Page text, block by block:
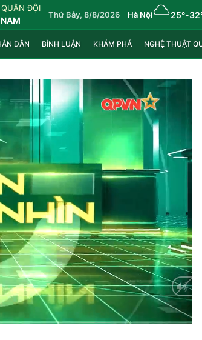
ĐỘI
Thứ Bảy, 8/8/2026 Hà Nội 25°-
DÂN BÌNH LUẬN KHÁM PHÁ NGHỆ THUẬT